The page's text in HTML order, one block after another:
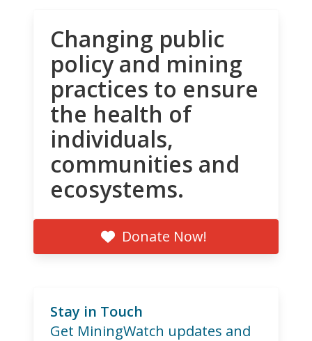
Changing public
policy and mining
practices to ensure
the health of
individuals,
communities and
ecosystems.
Donate Now!
Stay in Touch
Get MiningWatch updates and